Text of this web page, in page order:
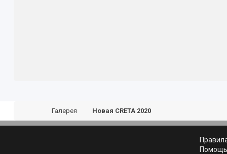
Галерея Новая CRETA 2020
Помощь